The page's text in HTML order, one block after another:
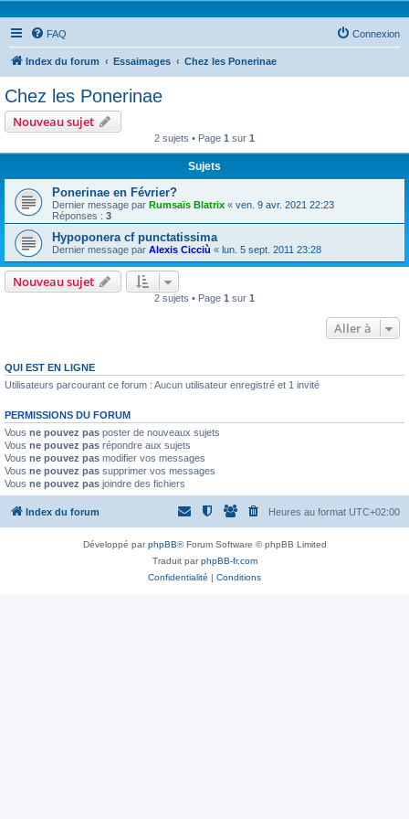
FAQ Connexion
Index du forum Essaimages Chez les Ponerinae
Chez les Ponerinae
Nouveau sujet
2 sujets • Page 1 sur 1
Sujets
Ponerinae en Février?
Dernier message par Rumsaïs Blatrix « ven. 9 avr. 2021 22:23
Réponses : 3
Hypoponera cf punctatissima
Dernier message par Alexis Cicciù « lun. 5 sept. 2011 23:28
Nouveau sujet
2 sujets • Page 1 sur 1
Aller à
QUI EST EN LIGNE
Utilisateurs parcourant ce forum : Aucun utilisateur enregistré et 1 invité
PERMISSIONS DU FORUM
Vous ne pouvez pas poster de nouveaux sujets
Vous ne pouvez pas répondre aux sujets
Vous ne pouvez pas modifier vos messages
Vous ne pouvez pas supprimer vos messages
Vous ne pouvez pas joindre des fichiers
Index du forum Heures au format UTC+02:00
Développé parphpBB® Forum Software © phpBB Limited
Traduit parphpBB-fr.com
Confidentialité | Conditions